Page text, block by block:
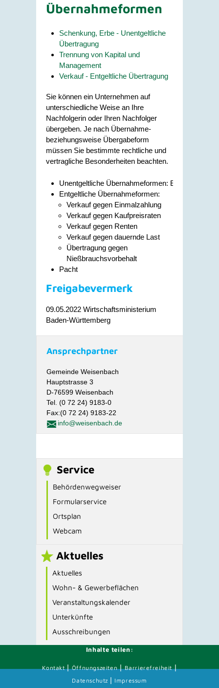
Übernahmeformen
Schenkung, Erbe - Unentgeltliche
Übertragung
Trennung von Kapital und
Management
Verkauf - Entgeltliche Übertragung
Sie können ein Unternehmen auf
unterschiedliche Weise an Ihre
Nachfolgerin oder Ihren Nachfolger
übergeben. Je nach Übernahme-
beziehungsweise Übergabeform
müssen Sie bestimmte rechtliche und
vertragliche Besonderheiten beachten.
Unentgeltliche Übernahmeformen: Erbe und
Entgeltliche Übernahmeformen:
Verkauf gegen Einmalzahlung
Verkauf gegen Kaufpreisraten
Verkauf gegen Renten
Verkauf gegen dauernde Last
Übertragung gegen
Nießbrauchsvorbehalt
Pacht
Freigabevermerk
09.05.2022 Wirtschaftsministerium
Baden-Württemberg
Ansprechpartner
Gemeinde Weisenbach
Hauptstrasse 3
D-76599 Weisenbach
Tel. (0 72 24) 9183-0
Fax:(0 72 24) 9183-22
info@weisenbach.de
Service
Behördenwegweiser
Formularservice
Ortsplan
Webcam
Aktuelles
Aktuelles
Wohn- & Gewerbeflächen
Veranstaltungskalender
Unterkünfte
Ausschreibungen
Inhalte teilen:
Kontakt|Öffnungszeiten|Barrierefreiheit|
Datenschutz | Impressum